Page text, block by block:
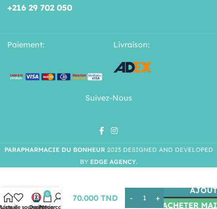
+216 29 702 050
Paiement: Livraison:
Suivez-Nous
PARAPHARMACIE DU BONHEUR 2023 DESIGNED AND DEVELOPED
BY EDGE AGENCY.
LA ROCHE-
XL GEL-
CRÈME
70.000 TND
ACHETER
Liste de souhaits
Deals
0
Panier
Mon compte